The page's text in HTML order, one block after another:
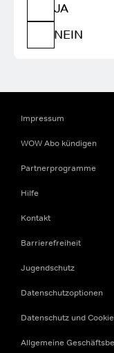
JA
NEIN
Impressum
WOW Abo kündigen
Partnerprogramme
Hilfe
Kontakt
Barrierefreiheit
Jugendschutz
Datenschutzoptionen
Datenschutz und
Allgemeine